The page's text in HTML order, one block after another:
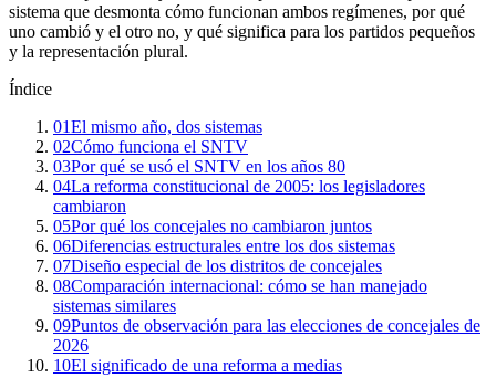
sistema que desmonta cómo funcionan ambos regímenes, por qué
uno cambió y el otro no, y qué significa para los partidos pequeños
y la representación plural.
Índice
01El mismo año, dos sistemas
02Cómo funciona el SNTV
03Por qué se usó el SNTV en los años 80
04La reforma constitucional de 2005: los legisladores
cambiaron
05Por qué los concejales no cambiaron juntos
06Diferencias estructurales entre los dos sistemas
07Diseño especial de los distritos de concejales
08Comparación internacional: cómo se han manejado
sistemas similares
09Puntos de observación para las elecciones de concejales de
2026
10El significado de una reforma a medias